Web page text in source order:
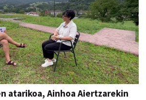
atarikoa, Ainhoa Aiertzarekin